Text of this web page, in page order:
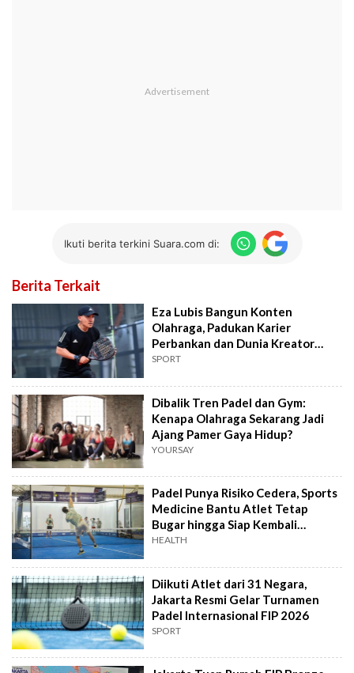
Ikuti berita terkini Suara.com di:
Berita Terkait
Eza Lubis Bangun Konten
Olahraga, Padukan Karier
Perbankan dan Dunia Kreator
Digital
SPORT
Dibalik Tren Padel dan Gym:
Kenapa Olahraga Sekarang Jadi
Ajang Pamer Gaya Hidup?
YOURSAY
Padel Punya Risiko Cedera, Sports
Medicine Bantu Atlet Tetap
Bugar hingga Siap Kembali
Bertanding
HEALTH
Diikuti Atlet dari 31 Negara,
Jakarta Resmi Gelar Turnamen
Padel Internasional FIP 2026
SPORT